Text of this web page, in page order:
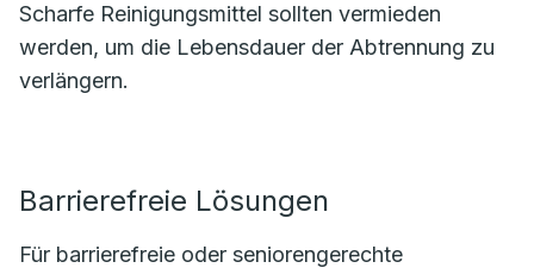
Scharfe Reinigungsmittel sollten vermieden
werden, um die Lebensdauer der Abtrennung zu
verlängern.
Barrierefreie Lösungen
Für barrierefreie oder seniorengerechte